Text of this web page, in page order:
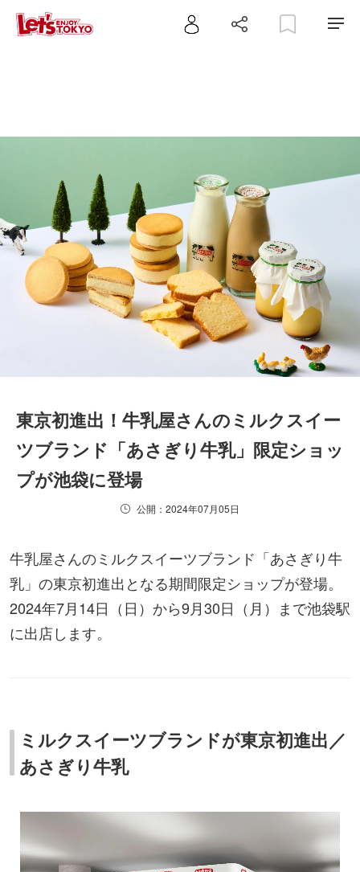
東京初進出！牛乳屋さんのミルクスイー
ツブランド「あさぎり牛乳」限定ショッ
プが池袋に登場
公開：2024年07月05日
牛乳屋さんのミルクスイーツブランド「あさぎり牛
乳」の東京初進出となる期間限定ショップが登場。
2024年7月14日（日）から9月30日（月）まで池袋駅
に出店します。
ミルクスイーツブランドが東京初進出／
あさぎり牛乳